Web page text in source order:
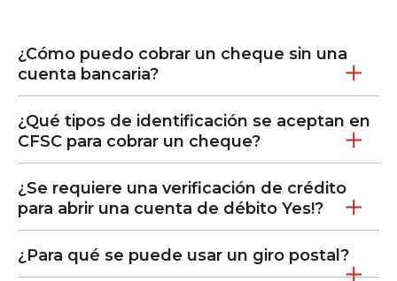
¿Cómo puedo cobrar un cheque sin una
cuenta bancaria?
¿Qué tipos de identificación se aceptan en
CFSC para cobrar un cheque?
¿Se requiere una verificación de crédito
para abrir una cuenta de débito Yes!?
¿Para qué se puede usar un giro postal?